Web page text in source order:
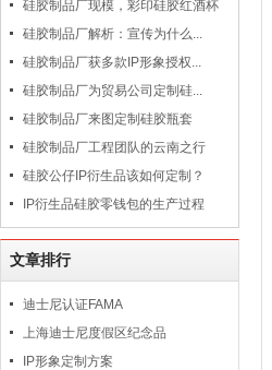
硅胶制品厂现模，彩印硅胶红酒杯
硅胶制品厂解析：宣传为什么...
硅胶制品厂获多款IP形象授权...
硅胶制品厂为贸易公司定制硅...
硅胶制品厂来图定制硅胶瓶套
硅胶制品厂工程团队的云南之行
硅胶公仔IP衍生品该如何定制？
IP衍生品硅胶零钱包的生产过程
文章排行
迪士尼认证FAMA
上海迪士尼度假区纪念品
IP形象定制方案